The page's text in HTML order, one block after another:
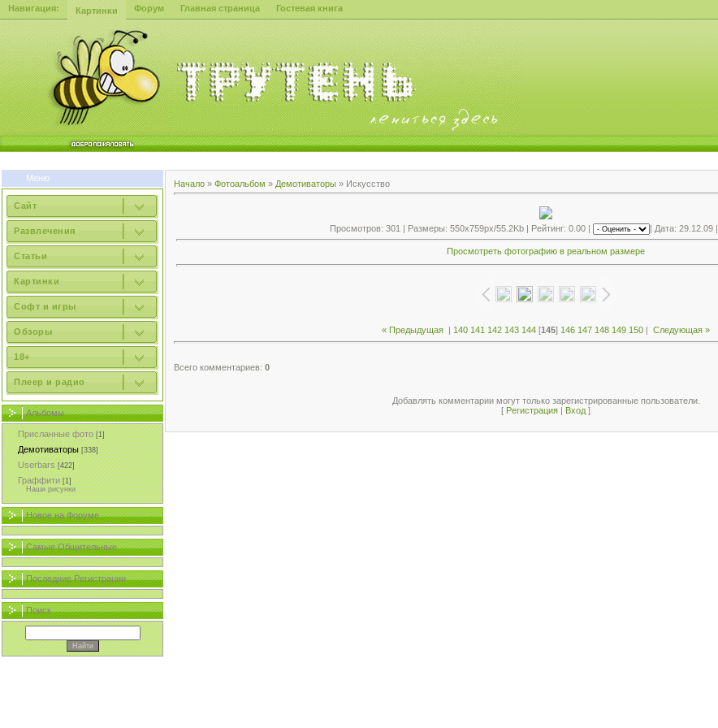
Навигация: Картинки Форум Главная страница Гостевая книга
Меню
Сайт
Развлечения
Статьи
Картинки
Софт и игры
Обзоры
18+
Плеер и радио
Альбомы
Присланные фото [1]
Демотиваторы [338]
Userbars [422]
Граффити [1]
Наши рисунки
Новое на Форуме
Самые Общительные
Последние Регистрации
Поиск
Начало » Фотоальбом » Демотиваторы » Искусство
Просмотров: 301 | Размеры: 550x759px/55.2Kb | Рейтинг: 0.00 | | Дата: 29.12.09 |
Просмотреть фотографию в реальном размере
« Предыдущая | 140 141 142 143 144 [145] 146 147 148 149 150 | Следующая »
Всего комментариев: 0
Добавлять комментарии могут только зарегистрированные пользователи.
[ Регистрация Вход ]